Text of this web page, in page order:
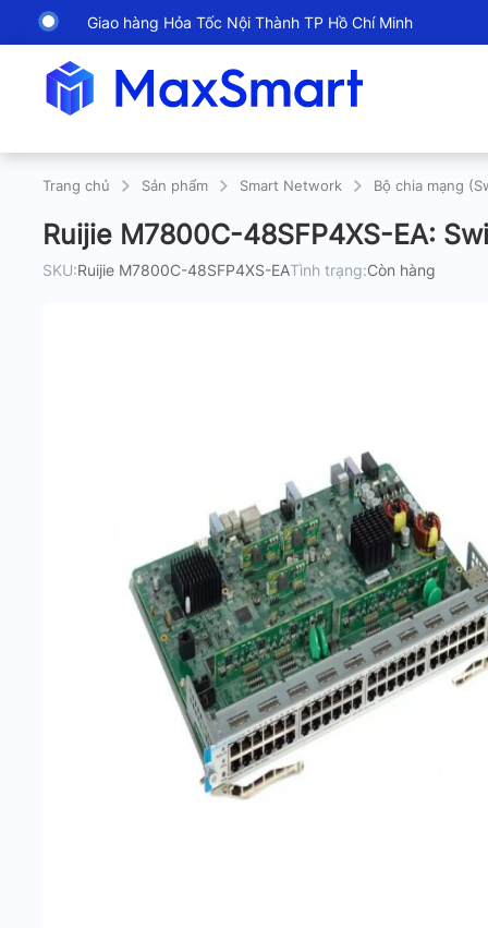
Giao hàng Hỏa Tốc Nội Thành TP Hồ Chí Minh
Trang chủ Sản phẩm Smart Network Bộ chia mạng
Ruijie M7800C-48SFP4XS-EA:
SKU:Ruijie M7800C-48SFP4XS-EATình trạng:Còn hàng